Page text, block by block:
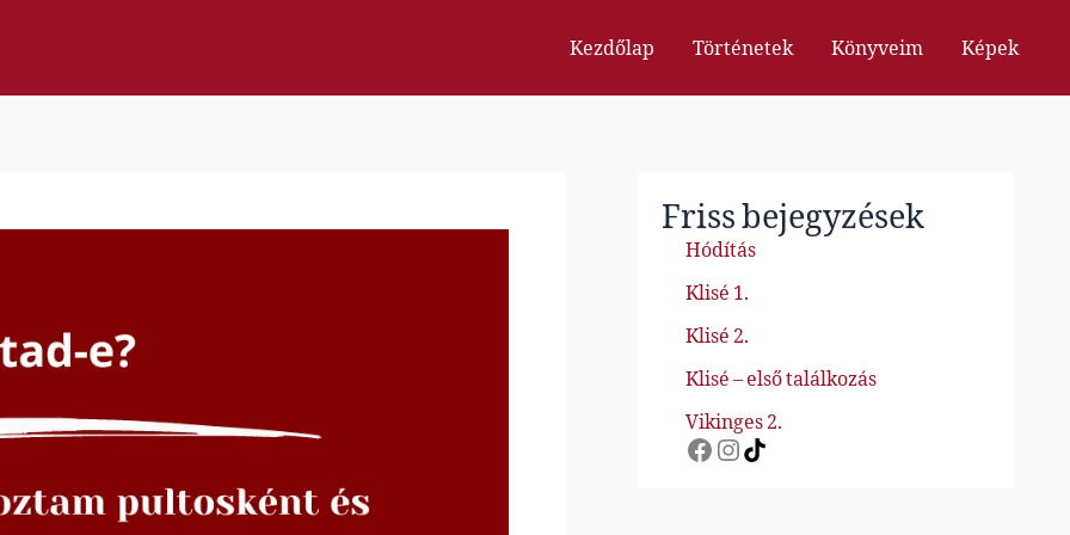
Kezdőlap Történetek Könyveim Képek
Friss bejegyzések
Hódítás
Klisé 1.
Klisé 2.
Klisé – első találkozás
Vikinges 2.
Facebook InstagramTikTok